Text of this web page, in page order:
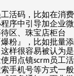
活码，比如在消费
序中引导加企业微
区、珠宝店柜台
粉』，比如批量添
样很容易被认为是
用点镜scrm 员工活
手机号等方式一般